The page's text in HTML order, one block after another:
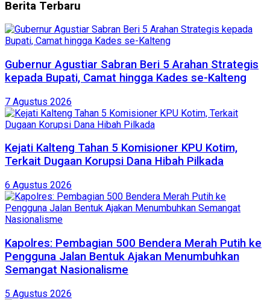
Berita Terbaru
Gubernur Agustiar Sabran Beri 5 Arahan Strategis
kepada Bupati, Camat hingga Kades se-Kalteng
7 Agustus 2026
Kejati Kalteng Tahan 5 Komisioner KPU Kotim,
Terkait Dugaan Korupsi Dana Hibah Pilkada
6 Agustus 2026
Kapolres: Pembagian 500 Bendera Merah Putih ke
Pengguna Jalan Bentuk Ajakan Menumbuhkan
Semangat Nasionalisme
5 Agustus 2026